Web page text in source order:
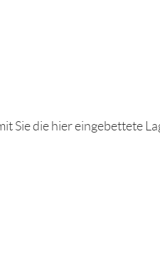
Sie die hier eingebettete